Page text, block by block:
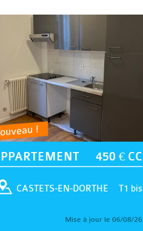
!
450 € CC
T1 bis
CASTETS-EN-DORTHE
Mise à jour le 06/08/26